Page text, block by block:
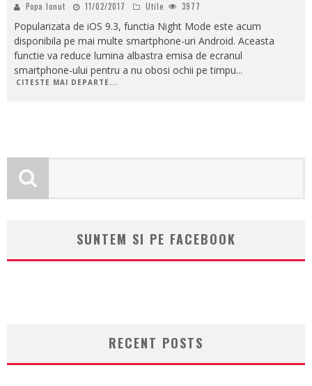
Popa Ionut 11/02/2017 Utile 3977
Popularizata de iOS 9.3, functia Night Mode este acum
disponibila pe mai multe smartphone-uri Android. Aceasta
functie va reduce lumina albastra emisa de ecranul
smartphone-ului pentru a nu obosi ochii pe timpu...
CITESTE MAI DEPARTE...
SUNTEM SI PE FACEBOOK
RECENT POSTS